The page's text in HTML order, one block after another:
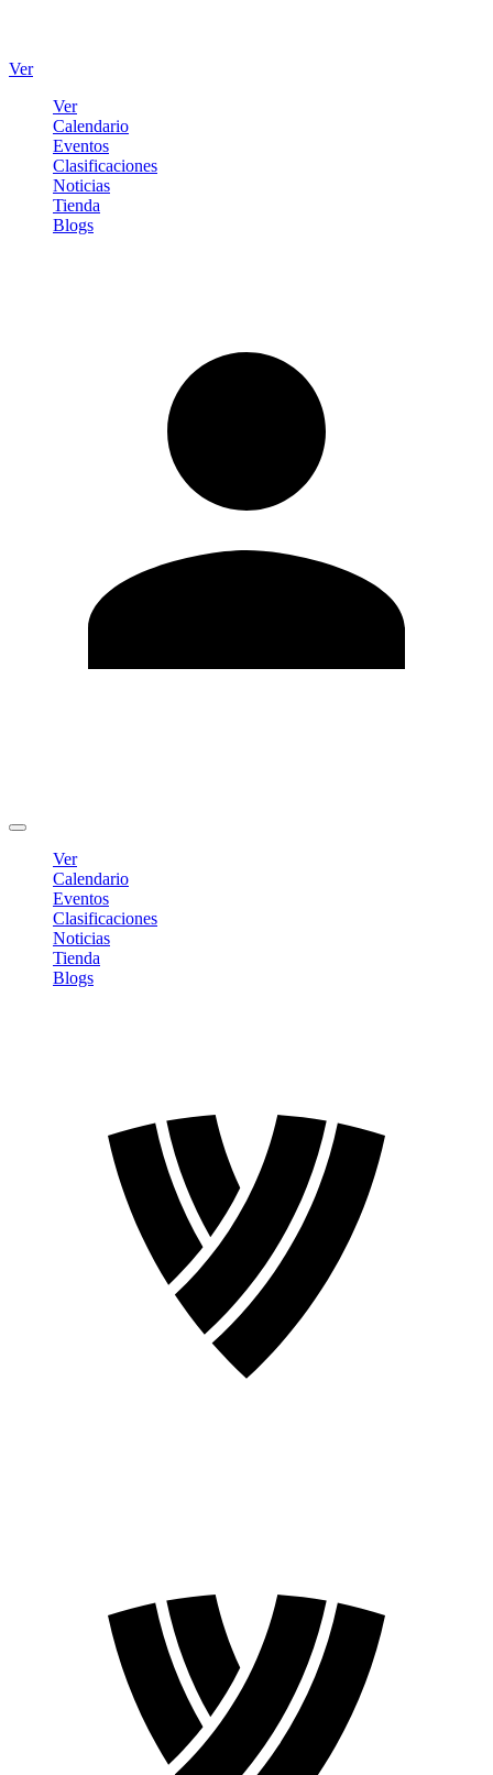
Ver
Ver
Calendario
Eventos
Clasificaciones
Noticias
Tienda
Blogs
Ver
Calendario
Eventos
Clasificaciones
Noticias
Tienda
Blogs